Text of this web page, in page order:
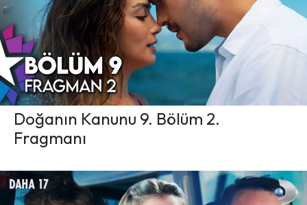
Doğanın Kanunu 9. Bölüm 2.
Fragmanı